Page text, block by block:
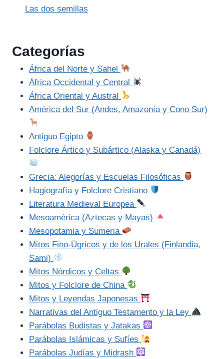
Las dos semillas
Categorías
África del Norte y Sahel
África Occidental y Central
África Oriental y Austral
América del Sur (Andes, Amazonía y Cono Sur)
Antiguo Egipto
Folclore Ártico y Subártico (Alaska y Canadá)
Grecia: Alegorías y Escuelas Filosóficas
Hagiografía y Folclore Cristiano
Literatura Medieval Europea
Mesoamérica (Aztecas y Mayas)
Mesopotamia y Sumeria
Mitos Fino-Úgricos y de los Urales (Finlandia,
Sami)
Mitos Nórdicos y Celtas
Mitos y Folclore de China
Mitos y Leyendas Japonesas
Narrativas del Antiguo Testamento y la Ley
Parábolas Budistas y Jatakas
Parábolas Islámicas y Sufíes
Parábolas Judías y Midrash